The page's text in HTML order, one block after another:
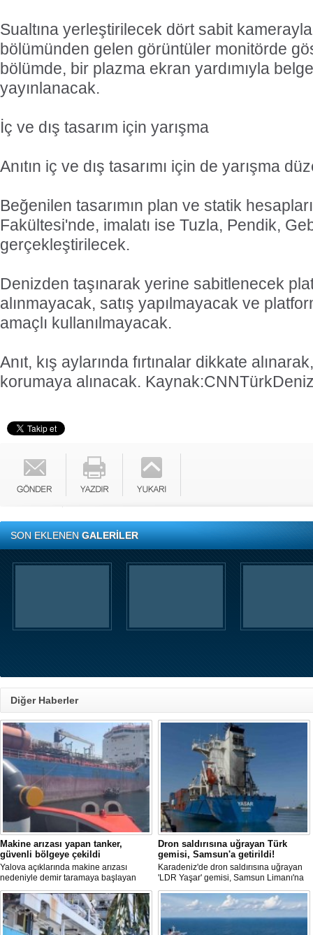
Sualtına yerleştirilecek dört sabit kamerayla
bölümünden gelen görüntüler monitörde
bölümde, bir plazma ekran yardımıyla
yayınlanacak.
İç ve dış tasarım için yarışma
Anıtın iç ve dış tasarımı için de yarışma
Beğenilen tasarımın plan ve statik
Fakültesi'nde, imalatı ise Tuzla, Pendik,
gerçekleştirilecek.
Denizden taşınarak yerine sabitlenecek
alınmayacak, satış yapılmayacak ve
amaçlı kullanılmayacak.
Anıt, kış aylarında fırtınalar dikkate
korumaya alınacak. Kaynak:CNNTürk
SON EKLENENGALERİLER
Diğer Haberler
Makine arızası yapan tanker,
güvenli bölgeye çekildi
Yalova açıklarında makine arızası
nedeniyle demir taramaya başlayan
tanker, römorkör eşliğinde güvenli
şekilde demirleme sahasına alındı.
Dron saldırısına uğrayan Türk
gemisi, Samsun'a getirildi!
Karadeniz'de dron saldırısına uğrayan
'LDR Yaşar' gemisi, Samsun Limanı'na
güvenli bir şekilde ulaştı. Saldırıda can
kaybı yaşanmadı, ancak büyük çapta
maddi hasar oluştu.